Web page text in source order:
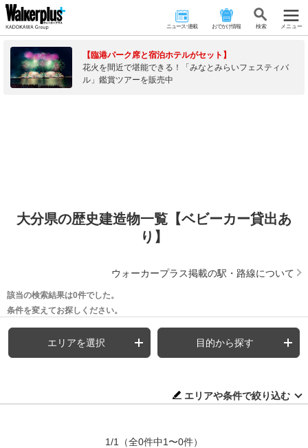
ニュース･連載 おでかけ情報 検 索 メニュー
【臨港パーク席と宿泊ホテルがセット】
花火を間近で堪能できる！「みなとみらいフェスティバ
ル」鑑賞ツアーを販売中
大分県の歴史建造物一覧【ベビーカー貸出あ
り】
ウォーカープラス掲載の駅・路線について
該当の検索結果は0件でした。
条件を変えてお探しください。
エリアを選択 目的から探す
エリアや条件で絞り込む
1/1 （全0件中1〜0件）